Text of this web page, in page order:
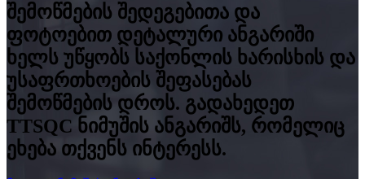
შემოწმების შედეგებითა და
ფოტოებით დეტალური ანგარიში
ხელს უწყობს საქონლის ხარისხის და
უსაფრთხოების შეფასებას
შემოწმების დროს. გადახედეთ
TTSQC ნიმუშის ანგარიშს, რომელიც
ეხება თქვენს ინტერესს.